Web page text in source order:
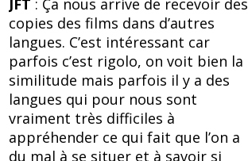
copies des films dans d’autres
langues. C’est intéressant car
parfois c’est rigolo, on voit bien la
similitude mais parfois il y a des
langues qui pour nous sont
vraiment très difficiles à
appréhender ce qui fait que l’on a
du mal à se situer et à savoir si